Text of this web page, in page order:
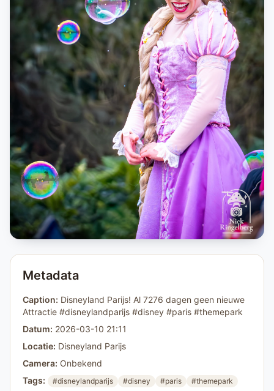
Metadata
Caption: Disneyland Parijs! Al 7276 dagen geen nieuwe
Attractie #disneylandparijs #disney #paris #themepark
Datum: 2026-03-10 21:11
Locatie: Disneyland Parijs
Camera: Onbekend
Tags:
#disneylandparijs #disney #paris #themepark